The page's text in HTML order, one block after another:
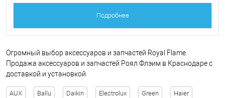
AUX Ballu Daikin Electrolux Green Haier
Подробнее
Огромный выбор аксессуаров и запчастей Royal Flame.
Продажа аксессуаров и запчастей Роял Флэим в Краснодаре с
доставкой и установкой